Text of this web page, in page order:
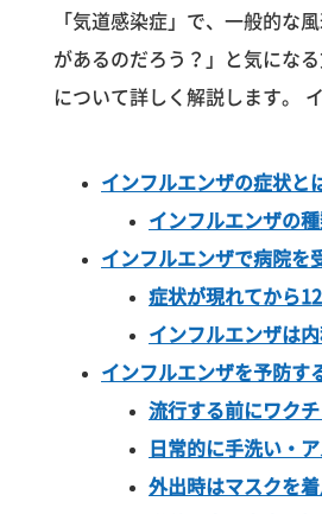
「気道感染症」で、一般的な
があるのだろう？」と気にな
について詳しく解説します。
インフルエンザの症状と
インフルエンザの
インフルエンザで病院を
症状が現れてから
インフルエンザは
インフルエンザを予防す
流行する前にワク
日常的に手洗い・
外出時はマスクを